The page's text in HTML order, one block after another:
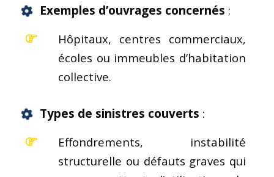
Exemples d’ouvrages concernés :
Hôpitaux, centres commerciaux,
écoles ou immeubles d’habitation
collective.
Types de sinistres couverts :
Effondrements, instabilité
structurelle ou défauts graves qui